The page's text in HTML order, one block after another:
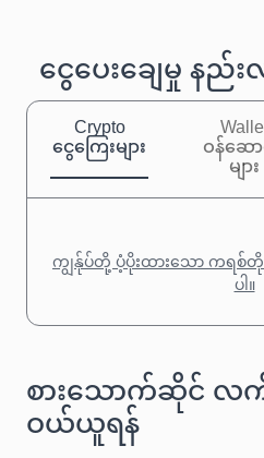
ငွေပေးချေမှု နည်း
Crypto
ငွေကြေးများ ဝန်ဆေ
များ
ကျွန်ုပ်တို့ ပံ့ပိုးထားသော ကရစ်တို
ပါ။
စားသောက်ဆိုင် လ
ဝယ်ယူရန်